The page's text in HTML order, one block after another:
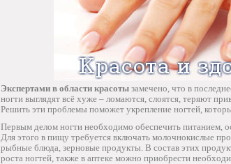
Экспертами в области красоты замечено, что в
ногти выглядят всё хуже – ломаются, слоятся, теряют
Решить эти проблемы поможет укрепление ногтей,
Первым делом ногти необходимо обеспечить питанием,
Для этого в пищу требуется включать молочнокислые
рыбные блюда, зерновые продукты. В состав этих
роста ногтей, также в аптеке можно приобрести